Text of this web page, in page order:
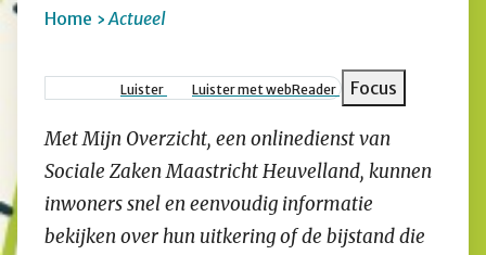
Kruimelpad
Home Actueel
Luister Luister met webReader Focus
Met Mijn Overzicht, een onlinedienst van
Sociale Zaken Maastricht Heuvelland, kunnen
inwoners snel en eenvoudig informatie
bekijken over hun uitkering of de bijstand die